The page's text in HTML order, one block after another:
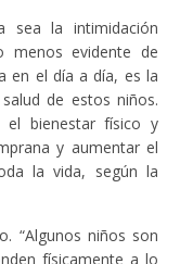
sea la intimidación
menos evidente de
en el día a día, es la
de estos niños.
el bienestar físico y
y aumentar el
la vida, según la
“Algunos niños son
físicamente a lo